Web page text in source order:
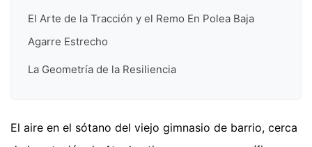
El Arte de la Tracción y el Remo En Polea Baja
Agarre Estrecho
La Geometría de la Resiliencia
El aire en el sótano del viejo gimnasio de barrio, cerca